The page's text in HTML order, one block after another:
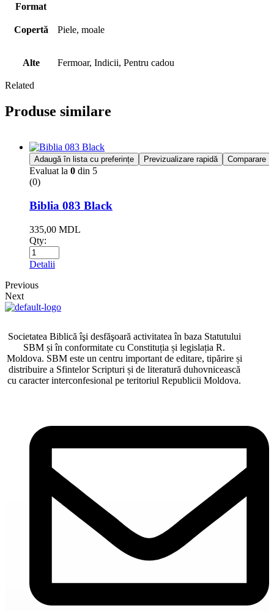
Format
Copertă Piele, moale
Alte Fermoar, Indicii, Pentru cadou
Related
Produse similare
Adaugă în lista cu preferințe Previzualizare rapidă Comparare
Evaluat la 0 din 5
(0)
Biblia 083 Black
335,00 MDL
Qty:
Detalii
Previous
Next
Societatea Biblică îşi desfăşoară activitatea în baza Statutului
SBM și în conformitate cu Constituția și legislația R.
Moldova. SBM este un centru important de editare, tipărire și
distribuire a Sfintelor Scripturi și de literatură duhovnicească
cu caracter interconfesional pe teritoriul Republicii Moldova.